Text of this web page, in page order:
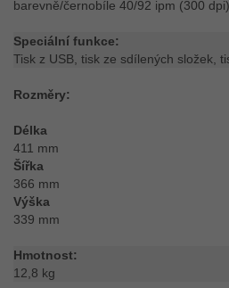
barevně/černobíle 40/92 ipm (300 dpi)
Speciální funkce:
Tisk z USB, tisk ze sdílených složek,
Rozměry:
Délka
411 mm
Šířka
366 mm
Výška
339 mm
Hmotnost:
12,8 kg